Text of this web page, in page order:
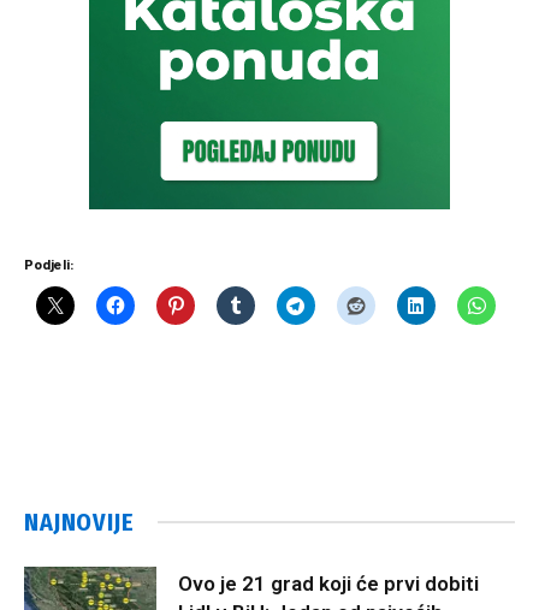
Podjeli:
NAJNOVIJE
Ovo je 21 grad koji će prvi dobiti